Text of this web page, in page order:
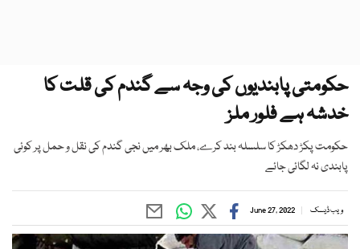
حکومتی پابندیوں کی وجہ سے گندم کی قلت کا
خدشہ ہے فلور ملز
حکومت پکڑ دھکڑ کا سلسلہ بند کرے، ملک بھر میں نجی گندم کی نقل و حمل پر کوئی
پابندی نہ لگائی جائے
ویب ڈیسک June 27, 2022